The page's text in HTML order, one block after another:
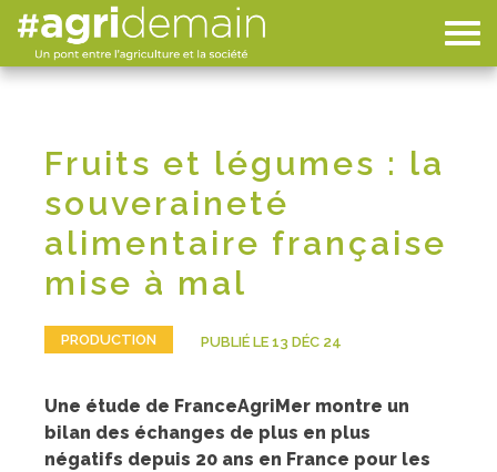
Fruits et légumes : la
souveraineté
alimentaire française
mise à mal
PRODUCTION PUBLIÉ LE 13 DÉC 24
Une étude de FranceAgriMer montre un
bilan des échanges de plus en plus
négatifs depuis 20 ans en France pour les